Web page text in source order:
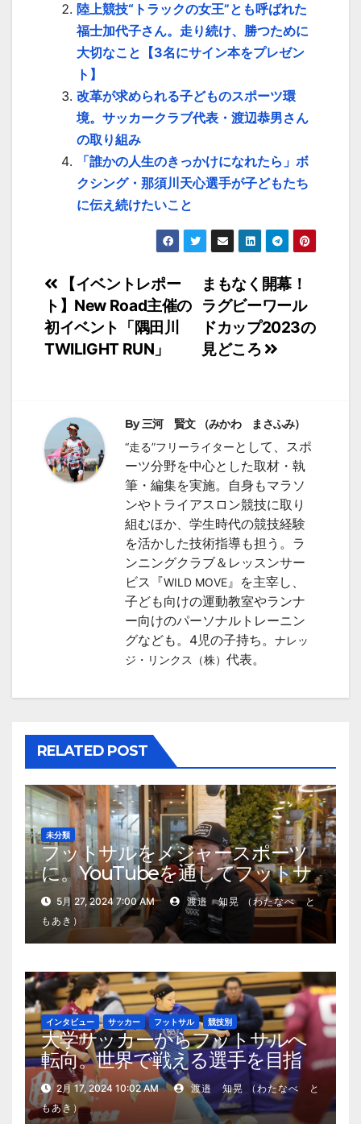
陸上競技“トラックの女王”とも呼ばれた
福士加代子さん。走り続け、勝つために
大切なこと【3名にサイン本をプレゼン
ト】
改革が求められる子どものスポーツ環
境。サッカークラブ代表・渡辺恭男さん
の取り組み
「誰かの人生のきっかけになれたら」ボ
クシング・那須川天心選手が子どもたち
に伝え続けたいこと
投
稿
ナ
ゲ
ー
シ
まもなく開幕！
ラグビーワール
ドカップ2023の
見どころ
【イベントレポー
ト】New Road主催の
初イベント「隅田川
TWILIGHT RUN」
By三河 賢文 （みかわ まさふみ）
“走る”フリーライターとして、スポ
ーツ分野を中心とした取材・執
筆・編集を実施。自身もマラソ
ンやトライアスロン競技に取り
組むほか、学生時代の競技経験
を活かした技術指導も担う。ラ
ンニングクラブ＆レッスンサー
ビス『WILD MOVE』を主宰し、
子ども向けの運動教室やランナ
ー向けのパーソナルトレーニン
グなども。4児の子持ち。 ナレッ
ジ・リンクス（株） 代表。
RELATED POST
未分類
フットサルをメジャースポーツ
に。YouTubeを通してフットサ
ルの魅力と重要性を発信する田
中優輝の挑戦
5月 27, 2024 7:00 AM
渡邉 知晃 （わたなべ と
もあき）
インタビュー サッカー フットサル 競技別
大学サッカーからフットサルへ
転向。世界で戦える選手を目指
す、松木里緒選手の現在地
2月 17, 2024 10:02 AM
渡邉 知晃 （わたなべ と
もあき）